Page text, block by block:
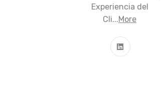
Experiencia del
Cli...More